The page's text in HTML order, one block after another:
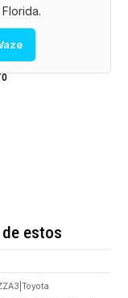
estos
Toyota